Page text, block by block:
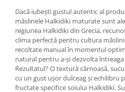
Dacă iubești gustul autentic al
măslinele Halkidiki maturate sunt
regiunea Halkidiki din Grecia,
clima perfectă pentru cultura
recoltate manual în momentul
natural pentru a-și dezvolta
Rezultatul? O textură cărnoasă,
cu un gust ușor dulceag și echilibru
fructate specifice soiului Halkidiki.